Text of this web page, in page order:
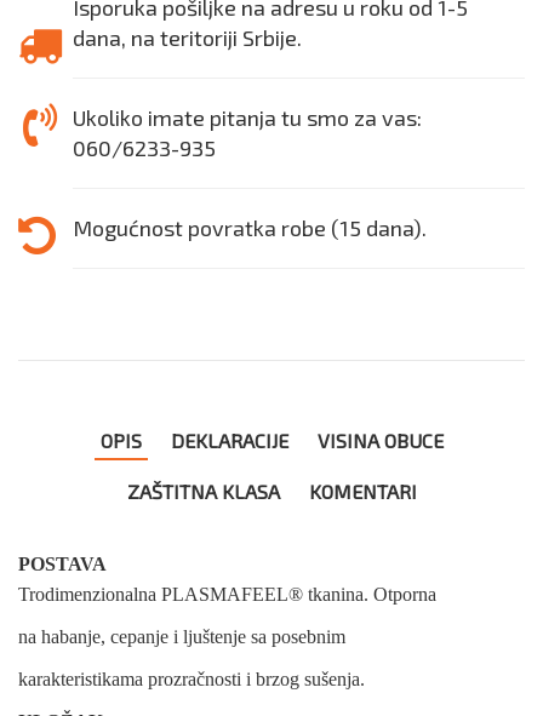
Isporuka pošiljke na adresu u roku od 1-5
dana, na teritoriji Srbije.
Ukoliko imate pitanja tu smo za vas:
060/6233-935
Mogućnost povratka robe (15 dana).
OPIS DEKLARACIJE VISINA OBUCE
ZAŠTITNA KLASA KOMENTARI
POSTAVA
Trodimenzionalna PLASMAFEEL® tkanina. Otporna
na habanje, cepanje i ljuštenje sa posebnim
karakteristikama prozračnosti i brzog sušenja.